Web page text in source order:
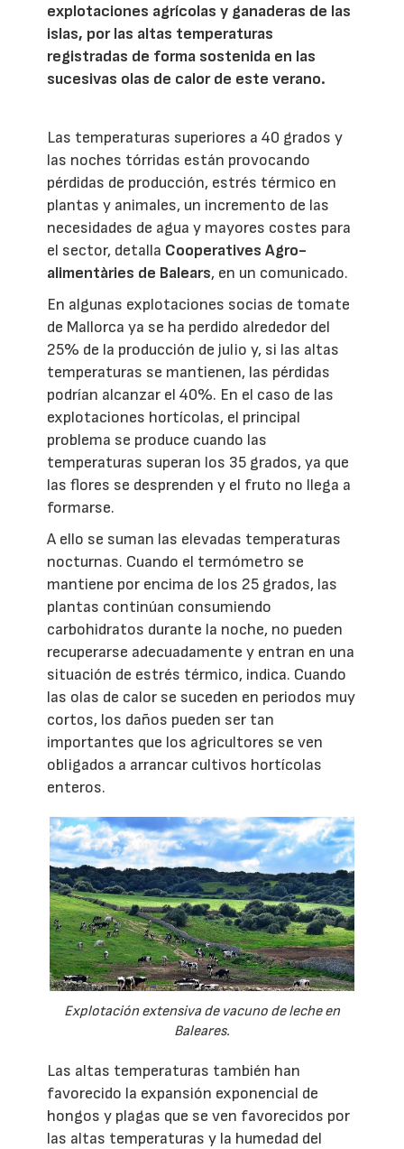
explotaciones agrícolas y ganaderas de las
islas, por las altas temperaturas
registradas de forma sostenida en las
sucesivas olas de calor de este verano.
Las temperaturas superiores a 40 grados y
las noches tórridas están provocando
pérdidas de producción, estrés térmico en
plantas y animales, un incremento de las
necesidades de agua y mayores costes para
el sector, detalla Cooperatives Agro-
alimentàries de Balears, en un comunicado.
En algunas explotaciones socias de tomate
de Mallorca ya se ha perdido alrededor del
25% de la producción de julio y, si las altas
temperaturas se mantienen, las pérdidas
podrían alcanzar el 40%. En el caso de las
explotaciones hortícolas, el principal
problema se produce cuando las
temperaturas superan los 35 grados, ya que
las flores se desprenden y el fruto no llega a
formarse.
A ello se suman las elevadas temperaturas
nocturnas. Cuando el termómetro se
mantiene por encima de los 25 grados, las
plantas continúan consumiendo
carbohidratos durante la noche, no pueden
recuperarse adecuadamente y entran en una
situación de estrés térmico, indica. Cuando
las olas de calor se suceden en periodos muy
cortos, los daños pueden ser tan
importantes que los agricultores se ven
obligados a arrancar cultivos hortícolas
enteros.
Explotación extensiva de vacuno de leche en
Baleares.
Las altas temperaturas también han
favorecido la expansión exponencial de
hongos y plagas que se ven favorecidos por
las altas temperaturas y la humedad del